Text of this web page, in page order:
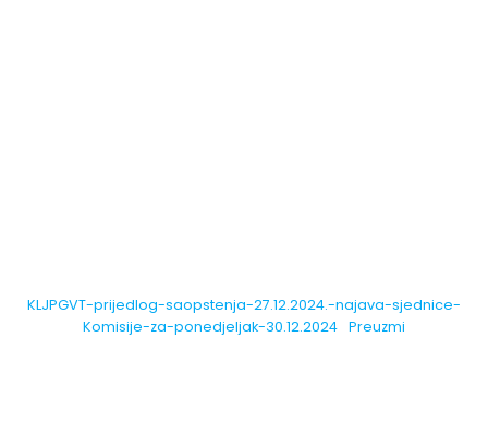
KLJPGVT-prijedlog-saopstenja-27.12.2024.-najava-sjednice-
Komisije-za-ponedjeljak-30.12.2024 Preuzmi